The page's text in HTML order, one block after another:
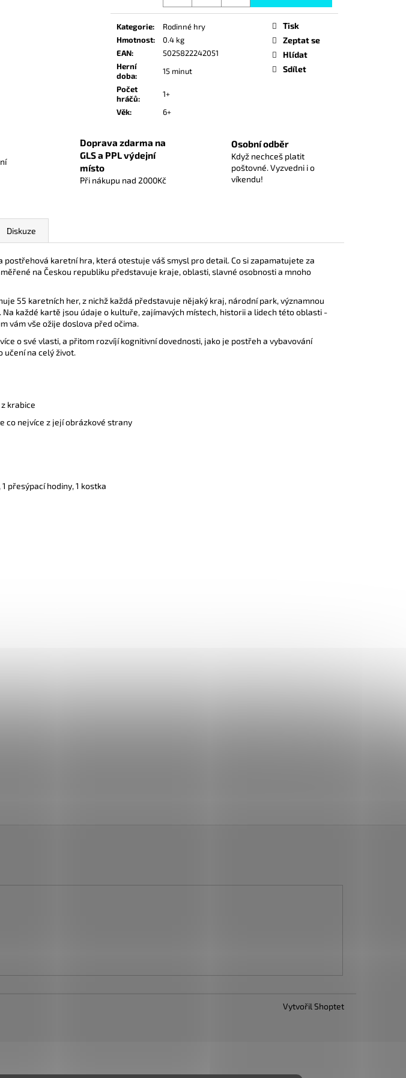
cena:
Kategorie:
Rodinné hry
Hmotnost:
0.4 kg
EAN:
5025822242051
Herní
doba:
15 minut
Počet
hráčů:
1+
Věk: 6+
Tisk
Zeptat se
Hlídat
Sdílet
Doprava zdarma na
GLS a PPL výdejní
místo
Při nákupu nad 2000Kč
Osobní odběr
Když nechceš platit
poštovné. Vyzvedni i o
víkendu!
Diskuze
postřehová karetní hra, která otestuje váš smysl pro detail. Co si zapamatujete za
na Českou republiku představuje kraje, oblasti, slavné osobnosti a mnoho
55 karetních her, z nichž každá představuje nějaký kraj, národní park, významnou
každé kartě jsou údaje o kultuře, zajímavých místech, historii a lidech této oblasti -
vám vše ožije doslova před očima.
o své vlasti, a přitom rozvíjí kognitivní dovednosti, jako je postřeh a vybavování
učení na celý život.
krabice
co nejvíce z její obrázkové strany
přesýpací hodiny, 1 kostka
949 Kč
Vytvořil Shoptet